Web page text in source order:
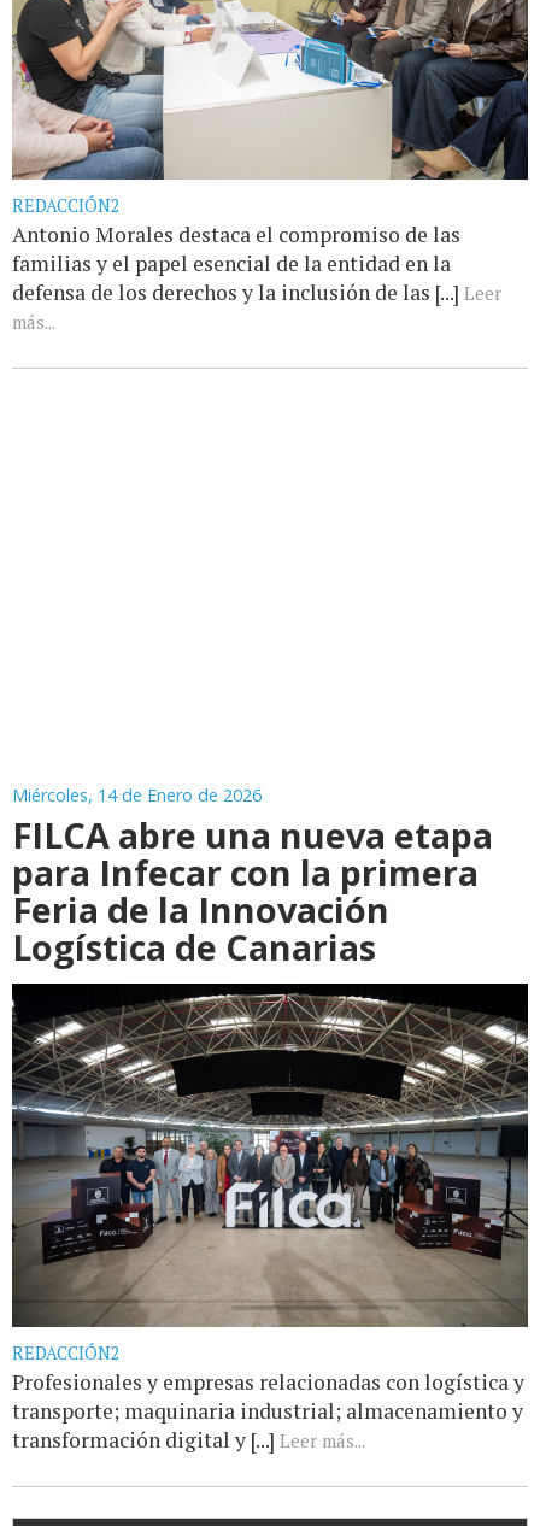
REDACCIÓN2
Antonio Morales destaca el compromiso de las
familias y el papel esencial de la entidad en la
defensa de los derechos y la inclusión de las [...] Leer
más...
Miércoles, 14 de Enero de 2026
FILCA abre una nueva etapa
para Infecar con la primera
Feria de la Innovación
Logística de Canarias
REDACCIÓN2
Profesionales y empresas relacionadas con logística y
transporte; maquinaria industrial; almacenamiento y
transformación digital y [...] Leer más...